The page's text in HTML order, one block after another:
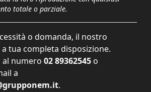
totale o parziale.
o domanda, il nostro
tua completa disposizione.
numero 02 89362545 o
a
.